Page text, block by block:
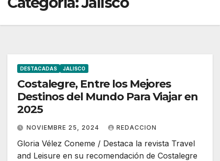
DESTACADAS JALISCO
Costalegre, Entre los Mejores
Destinos del Mundo Para Viajar en
2025
NOVIEMBRE 25, 2024 REDACCION
Gloria Vélez Coneme / Destaca la revista Travel
and Leisure en su recomendación de Costalegre